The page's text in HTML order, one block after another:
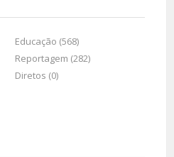
Educação (568)
Reportagem (282)
Diretos (0)